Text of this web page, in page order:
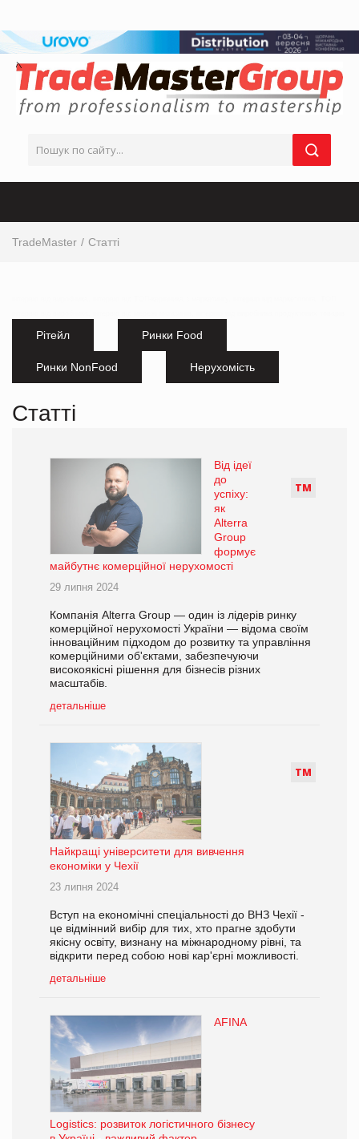
TradeMaster Статті
Рітейл Ринки Food
Ринки NonFood Нерухомість
Статті
ТМ
Від ідеї
до
успіху:
як
Alterra
Group
формує
майбутнє комерційної нерухомості
29 липня 2024
Компанія Alterra Group — один із лідерів ринку
комерційної нерухомості України — відома своїм
інноваційним підходом до розвитку та управління
комерційними об'єктами, забезпечуючи
високоякісні рішення для бізнесів різних
масштабів.
детальніше
ТМ
Найкращі університети для вивчення
економіки у Чехії
23 липня 2024
Вступ на економічні спеціальності до ВНЗ Чехії -
це відмінний вибір для тих, хто прагне здобути
якісну освіту, визнану на міжнародному рівні, та
відкрити перед собою нові кар'єрні можливості.
детальніше
AFINA
Logistics: розвиток логістичного бізнесу